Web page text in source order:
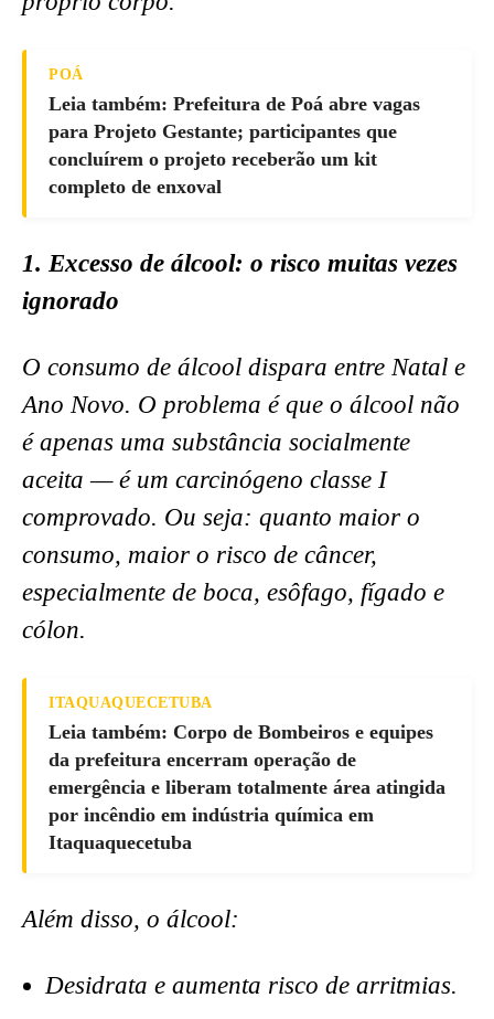
POÁ
Leia também: Prefeitura de Poá abre vagas
para Projeto Gestante; participantes que
concluírem o projeto receberão um kit
completo de enxoval
1. Excesso de álcool: o risco muitas vezes
ignorado
O consumo de álcool dispara entre Natal e
Ano Novo. O problema é que o álcool não
é apenas uma substância socialmente
aceita — é um carcinógeno classe I
comprovado. Ou seja: quanto maior o
consumo, maior o risco de câncer,
especialmente de boca, esôfago, fígado e
cólon.
ITAQUAQUECETUBA
Leia também: Corpo de Bombeiros e equipes
da prefeitura encerram operação de
emergência e liberam totalmente área atingida
por incêndio em indústria química em
Itaquaquecetuba
Além disso, o álcool:
Desidrata e aumenta risco de arritmias.